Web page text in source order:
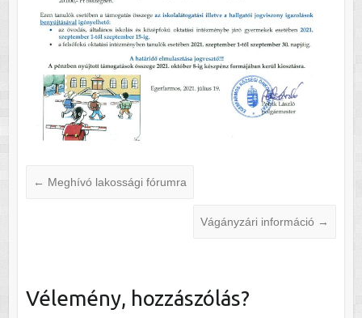
← Meghívó lakossági fórumra
Vágányzári információ →
Vélemény, hozzászólás?